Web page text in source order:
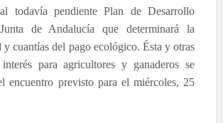
todavía pendiente Plan de Desarrollo
de Andalucía que determinará la
cuantías del pago ecológico. Ésta y otras
para agricultores y ganaderos se
encuentro previsto para el miércoles, 25